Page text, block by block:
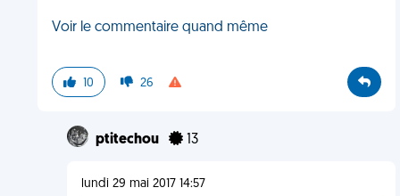
Voir le commentaire quand même
10 26
ptitechou 13
lundi 29 mai 2017 14:57